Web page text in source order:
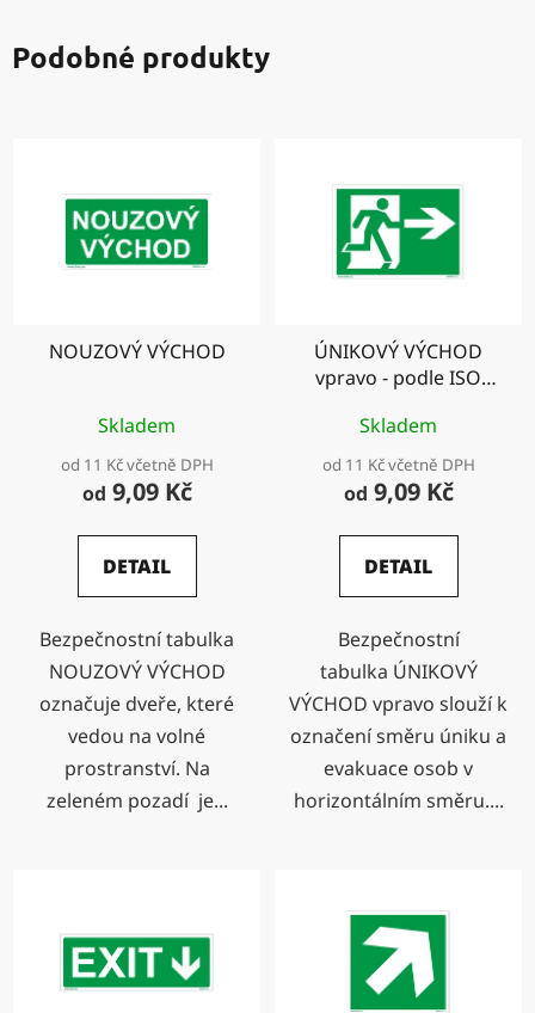
Podobné produkty
NOUZOVÝ VÝCHOD
Skladem
od 11 Kč včetně DPH
od 9,09 Kč
DETAIL
Bezpečnostní tabulka
NOUZOVÝ VÝCHOD
označuje dveře, které
vedou na volné
prostranství. Na
zeleném pozadí je...
ÚNIKOVÝ VÝCHOD
vpravo - podle ISO
Skladem
od 11 Kč včetně DPH
od 9,09 Kč
DETAIL
Bezpečnostní
tabulka ÚNIKOVÝ
VÝCHOD vpravo slouží k
označení směru úniku a
evakuace osob v
horizontálním směru....